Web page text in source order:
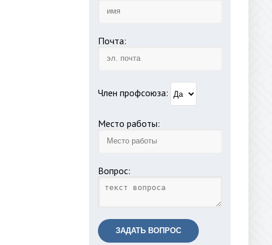
Почта:
Член профсоюза:
Место работы:
Вопрос:
ЗАДАТЬ ВОПРОС